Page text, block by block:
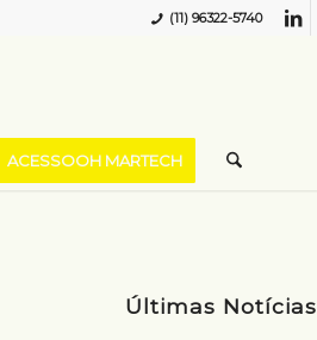
(11) 96322-5740
ACESSOOH MARTECH
Últimas Notícias